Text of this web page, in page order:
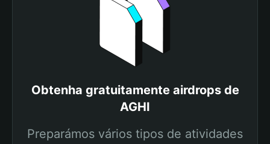
Obtenha gratuitamente airdrops de
AGHI
Preparámos vários tipos de atividades